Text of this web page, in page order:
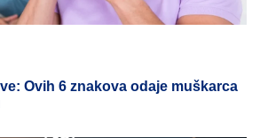
Ovih 6 znakova odaje muškarca